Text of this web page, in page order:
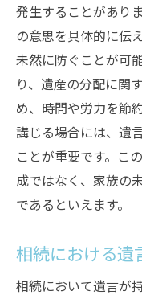
未成年者へ
相続税への
相続を円滑に
相続人間の
遺産分割協
遺言執行者
公正証書遺
遺言に基づ
遺言で明確に
各相続人へ
発生することがあり
の意思を具体的に伝
未然に防ぐことが可
り、遺産の分配に関
め、時間や労力を節
講じる場合には、遺
ことが重要です。こ
成ではなく、家族の
であるといえます。
相続における遺
相続において遺言が